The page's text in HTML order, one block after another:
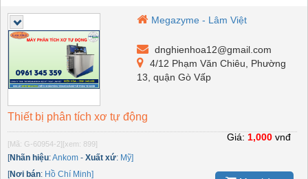
Megazyme - Lâm Việt
dnghienhoa12@gmail.com
4/12 Phạm Văn Chiêu, Phường
13, quận Gò Vấp
Thiết bị phân tích xơ tự động
[Mã: G-60954-2] [xem: 899]
[Nhãn hiệu:Ankom - Xuất xứ: Mỹ]
[Nơi bán: Hồ Chí Minh]
Giá: 1,000 vnđ